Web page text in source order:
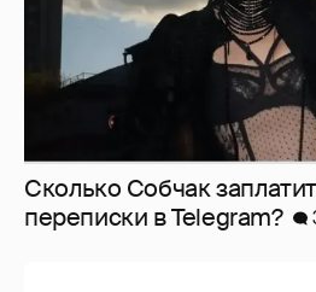
Сколько Собчак
перeписки в Telegram?